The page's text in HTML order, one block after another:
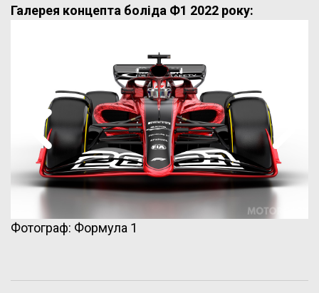
Галерея концепта боліда Ф1 2022 року:
Фотограф: Формула 1